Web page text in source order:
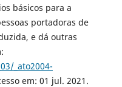
básicos para a
portadoras de
e dá outras
_ato2004-
em: 01 jul. 2021.